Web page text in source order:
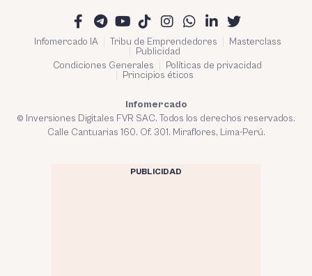
Infomercado IA Tribu de Emprendedores
Masterclass
Publicidad
Condiciones Generales
Políticas de privacidad
Principios éticos
Infomercado
© Inversiones Digitales FVR SAC. Todos los derechos reservados.
Calle Cantuarias 160. Of. 301. Miraflores, Lima-Perú.
PUBLICIDAD